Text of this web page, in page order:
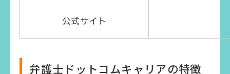
公式サイト
弁護士ドットコムキャリアの特徴